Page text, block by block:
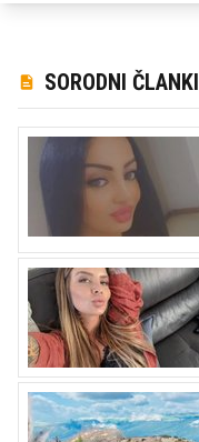
SORODNI ČLANKI